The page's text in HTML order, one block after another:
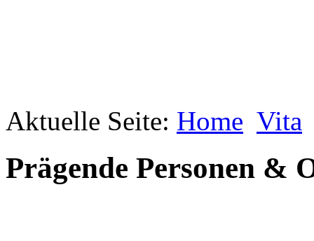
Geheimnisse, die
keine sind.
Ein Potpourri professioneller Rezepte.
regionalen Küche. Nachkochbar, aber
immer mit der besonderen Note.
Aktuelle Seite: Home Vita
Prägende Personen &